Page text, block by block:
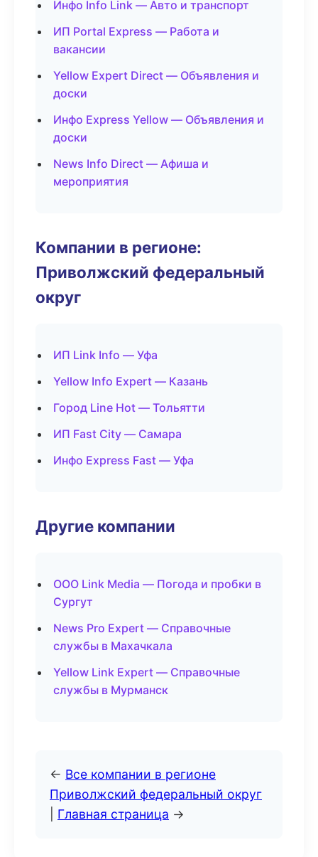
Инфо Info Link — Авто и транспорт
ИП Portal Express — Работа и
вакансии
Yellow Expert Direct — Объявления и
доски
Инфо Express Yellow — Объявления и
доски
News Info Direct — Афиша и
мероприятия
Компании в регионе:
Приволжский федеральный
округ
ИП Link Info — Уфа
Yellow Info Expert — Казань
Город Line Hot — Тольятти
ИП Fast City — Самара
Инфо Express Fast — Уфа
Другие компании
ООО Link Media — Погода и пробки в
Сургут
News Pro Expert — Справочные
службы в Махачкала
Yellow Link Expert — Справочные
службы в Мурманск
← Все компании в регионе
Приволжский федеральный округ
Главная страница →